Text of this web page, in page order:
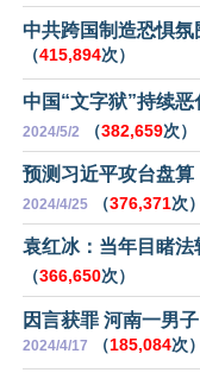
中共跨国制造恐惧
（415,894次）
中国“文字狱”持续
2024/5/2 （382,659次）
预测习近平攻台盘算
2024/4/25 （376,371次）
袁红冰：当年目睹
（366,650次）
因言获罪 河南一男
2024/4/17 （185,084次）